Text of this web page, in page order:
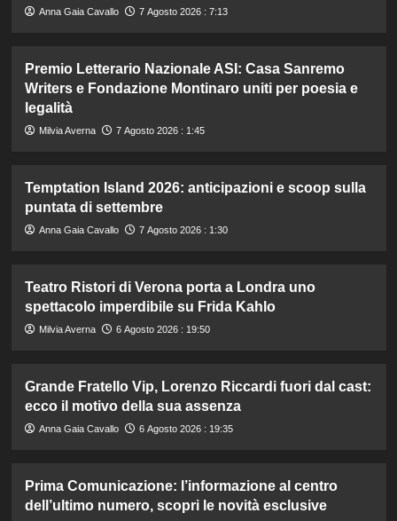
Anna Gaia Cavallo 7 Agosto 2026 : 7:13
Premio Letterario Nazionale ASI: Casa Sanremo
Writers e Fondazione Montinaro uniti per poesia e
legalità
Milvia Averna 7 Agosto 2026 : 1:45
Temptation Island 2026: anticipazioni e scoop sulla
puntata di settembre
Anna Gaia Cavallo 7 Agosto 2026 : 1:30
Teatro Ristori di Verona porta a Londra uno
spettacolo imperdibile su Frida Kahlo
Milvia Averna 6 Agosto 2026 : 19:50
Grande Fratello Vip, Lorenzo Riccardi fuori dal cast:
ecco il motivo della sua assenza
Anna Gaia Cavallo 6 Agosto 2026 : 19:35
Prima Comunicazione: l’informazione al centro
dell’ultimo numero, scopri le novità esclusive